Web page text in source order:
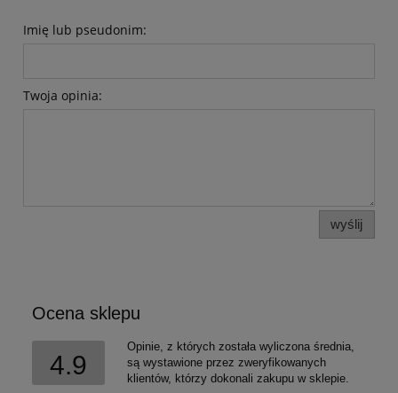
Imię lub pseudonim:
Twoja opinia:
wyślij
Ocena sklepu
4.9
Opinie, z których została wyliczona średnia,
są wystawione przez zweryfikowanych
klientów, którzy dokonali zakupu w sklepie.